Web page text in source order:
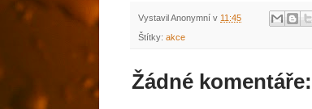
VystavilAnonymní v 11:45
Štítky: akce
Žádné komentáře: